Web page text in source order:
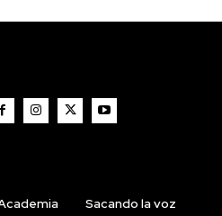
Sacando la voz